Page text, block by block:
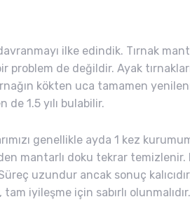
ilke edindik. Tırnak
de değildir. Ayak
kökten uca tamamen
1.5 yılı bulabilir.
genellikle ayda 1 kez
mantarlı doku tekrar temizlenir.
uzundur ancak sonuç
iyileşme için sabırlı olunmalıdır.